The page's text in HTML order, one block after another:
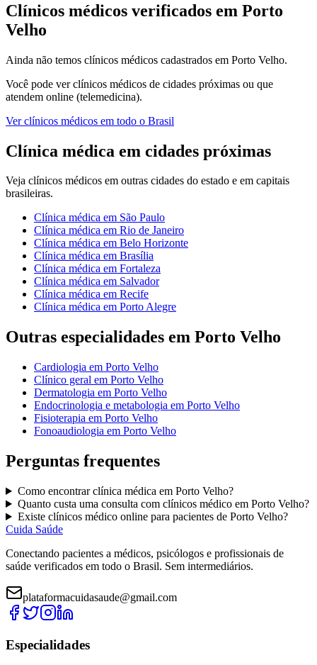
Clínicos médicos verificados em Porto
Velho
Ainda não temos clínicos médicos cadastrados em Porto Velho.
Você pode verclínicos médicos de cidades próximas ou que
atendem online (telemedicina).
Verclínicos médicos em todo o Brasil
Clínica médica em cidades próximas
Veja clínicos médicos em outras cidades do estado e em capitais
brasileiras.
Clínica médica em São Paulo
Clínica médica em Rio de Janeiro
Clínica médica em Belo Horizonte
Clínica médica em Brasília
Clínica médica em Fortaleza
Clínica médica em Salvador
Clínica médica em Recife
Clínica médica em Porto Alegre
Outras especialidades em Porto Velho
Cardiologia em Porto Velho
Clínico geral em Porto Velho
Dermatologia em Porto Velho
Endocrinologia e metabologia em Porto Velho
Fisioterapia em Porto Velho
Fonoaudiologia em Porto Velho
Perguntas frequentes
Como encontrarclínica médica em Porto Velho?
Quanto custa uma consulta com clínicos médicoem Porto Velho?
Existe clínicos médicoonline para pacientes de Porto Velho?
Cuida Saúde
Conectando pacientes a médicos, psicólogos e profissionais de
saúde verificados em todo o Brasil. Sem intermediários.
plataformacuidasaude@gmail.com
Especialidades